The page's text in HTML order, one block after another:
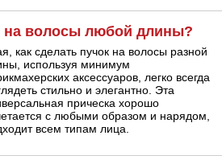
на волосы любой длины?
как сделать пучок на волосы разной
используя минимум
аксессуаров, легко всегда
стильно и элегантно. Эта
прическа хорошо
с любыми образом и нарядом,
всем типам лица.